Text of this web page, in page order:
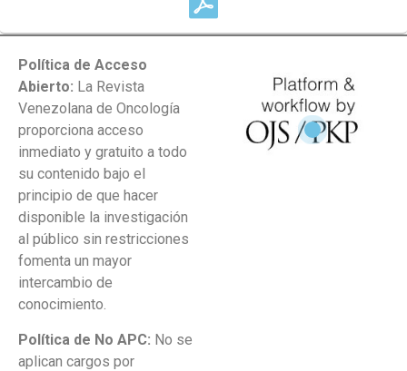
Política de Acceso
Abierto: La Revista
Venezolana de Oncología
proporciona acceso
inmediato y gratuito a todo
su contenido bajo el
principio de que hacer
disponible la investigación
al público sin restricciones
fomenta un mayor
intercambio de
conocimiento.
Política de No APC: No se
aplican cargos por